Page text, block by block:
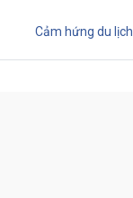
Cảm hứng du lịch